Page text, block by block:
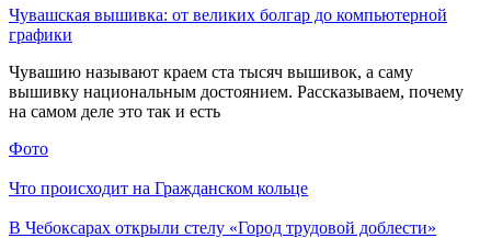
Чувашская вышивка: от великих болгар до компьютерной
графики
Чувашию называют краем ста тысяч вышивок, а саму
вышивку национальным достоянием. Рассказываем, почему
на самом деле это так и есть
Фото
Что происходит на Гражданском кольце
В Чебоксарах открыли стелу «Город трудовой доблести»